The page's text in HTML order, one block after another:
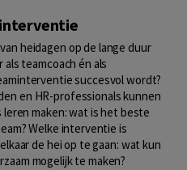
heidagen op de lange duur
teamcoach én als
succesvol wordt?
en HR-professionals kunnen
maken: wat is het beste
Welke interventie is
de hei op te gaan: wat kun
mogelijk te maken?